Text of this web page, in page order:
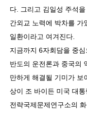
다. 그리고 김일성 주석
간외교 노력에 박차를 가
일환이라고 여겨진다.
지금까지 6자회담을 중
반도의 운전론과 중국의
만하게 해결될 기미가 보
상이 조 바이든 미국 대
전략국제문제연구소의